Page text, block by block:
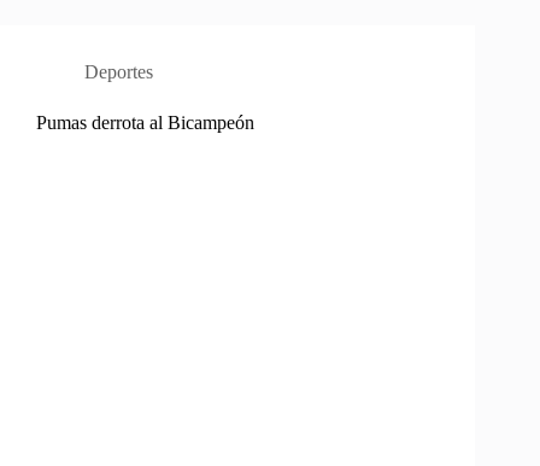
Deportes
Pumas derrota al Bicampeón